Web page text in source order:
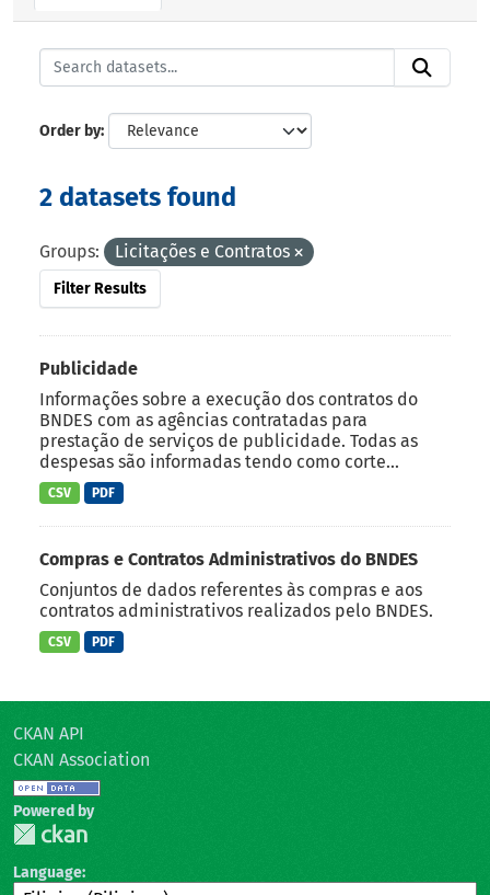
Order by
2 datasets found
Groups: Licitações e Contratos
Filter Results
Publicidade
Informações sobre a execução dos contratos do
BNDES com as agências contratadas para
prestação de serviços de publicidade. Todas as
despesas são informadas tendo como corte...
CSV PDF
Compras e Contratos Administrativos do BNDES
Conjuntos de dados referentes às compras e aos
contratos administrativos realizados pelo BNDES.
CSV PDF
CKAN API
CKAN Association
Powered by
Language